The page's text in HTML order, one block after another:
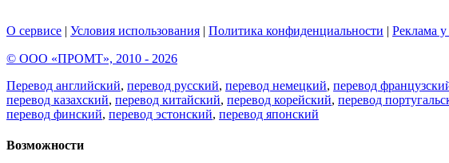
О сервисе | Условия использования | Политика конфиденциальности | Реклама у
© ООО «ПРОМТ», 2010 - 2026
Перевод английский, перевод русский, перевод немецкий, перевод
перевод казахский, перевод китайский, перевод корейский, перевод
перевод финский, перевод эстонский, перевод японский
Возможности